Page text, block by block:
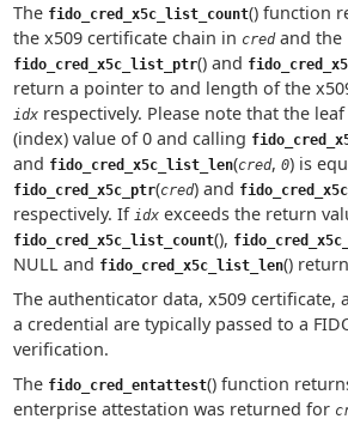
The fido_cred_x5c_list_count() function
the x509 certificate chain in credand the
fido_cred_x5c_list_ptr() and
return a pointer to and length of the
idxrespectively. Please note that the
(index) value of 0 and calling
and fido_cred_x5c_list_len(cred, 0) is
fido_cred_x5c_ptr(cred) and
respectively. If idxexceeds the return
fido_cred_x5c_list_count(),
NULL and fido_cred_x5c_list_len()
The authenticator data, x509 certificate,
a credential are typically passed to a
verification.
The fido_cred_entattest() function
enterprise attestation was returned for